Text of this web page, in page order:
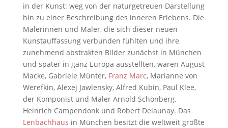
in der Kunst: weg von der naturgetreuen Darstellung
hin zu einer Beschreibung des inneren Erlebens. Die
Malerinnen und Maler, die sich dieser neuen
Kunstauffassung verbunden fühlten und ihre
zunehmend abstrakten Bilder zunächst in München
und später in ganz Europa ausstellten, waren August
Macke, Gabriele Münter, Franz Marc, Marianne von
Werefkin, Alexej Jawlensky, Alfred Kubin, Paul Klee,
der Komponist und Maler Arnold Schönberg,
Heinrich Campendonk und Robert Delaunay. Das
Lenbachhaus in München besitzt die weltweit größte